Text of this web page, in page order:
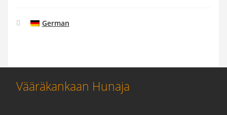
German
Vääräkankaan Hunaja